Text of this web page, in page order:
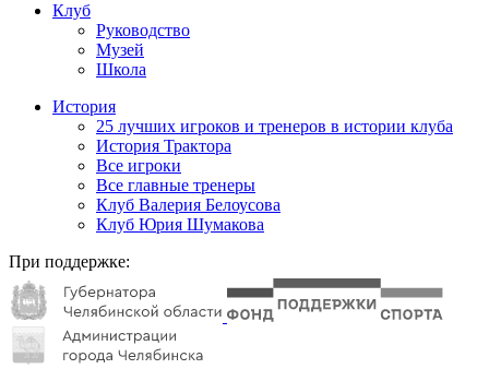
Клуб
Руководство
Музей
Школа
История
25 лучших игроков и тренеров в истории клуба
История Трактора
Все игроки
Все главные тренеры
Клуб Валерия Белоусова
Клуб Юрия Шумакова
При поддержке: